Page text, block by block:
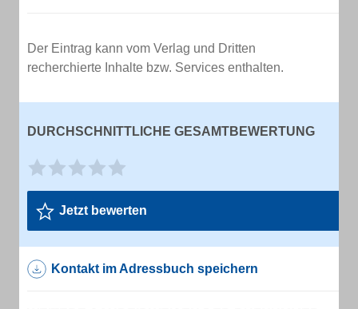
Der Eintrag kann vom Verlag und Dritten
recherchierte Inhalte bzw. Services enthalten.
DURCHSCHNITTLICHE GESAMTBEWERTUNG
Jetzt bewerten
Kontakt im Adressbuch speichern